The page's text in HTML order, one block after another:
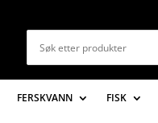
FERSKVANN FISK